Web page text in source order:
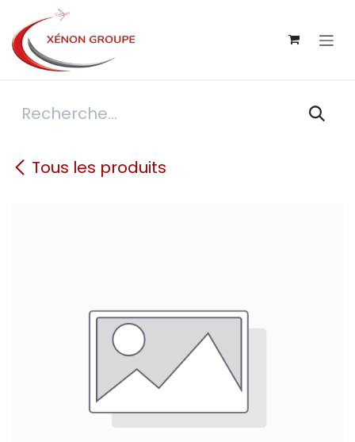
Se rendre au contenu
Tous les produits